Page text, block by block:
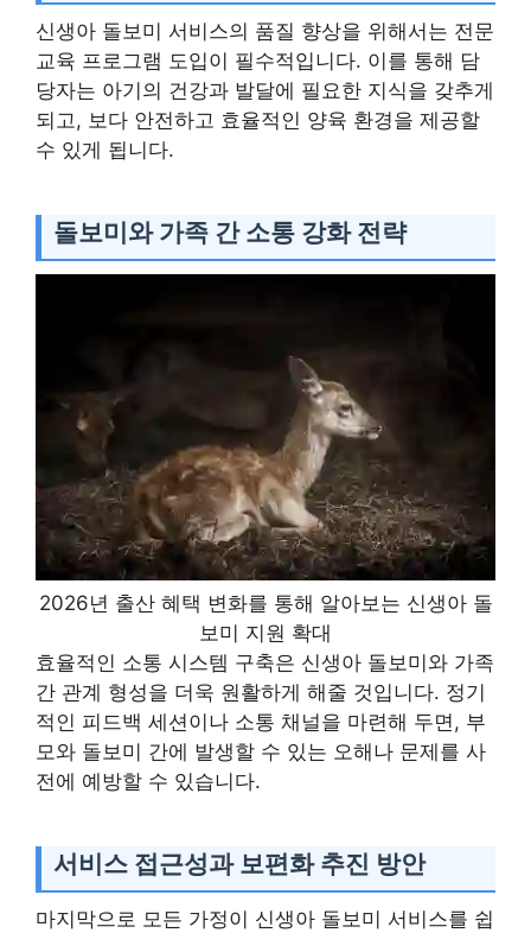
신생아 돌보미 서비스의 품질 향상을 위해서는 전문
교육 프로그램 도입이 필수적입니다. 이를 통해 담
당자는 아기의 건강과 발달에 필요한 지식을 갖추게
되고, 보다 안전하고 효율적인 양육 환경을 제공할
수 있게 됩니다.
돌보미와 가족 간 소통 강화 전략
2026년 출산 혜택 변화를 통해 알아보는 신생아 돌
보미 지원 확대
효율적인 소통 시스템 구축은 신생아 돌보미와 가족
간 관계 형성을 더욱 원활하게 해줄 것입니다. 정기
적인 피드백 세션이나 소통 채널을 마련해 두면, 부
모와 돌보미 간에 발생할 수 있는 오해나 문제를 사
전에 예방할 수 있습니다.
서비스 접근성과 보편화 추진 방안
마지막으로 모든 가정이 신생아 돌보미 서비스를 쉽